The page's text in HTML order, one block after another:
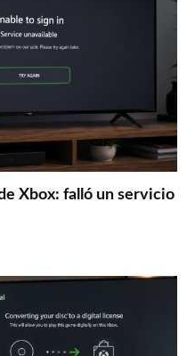
Xbox: falló un servicio